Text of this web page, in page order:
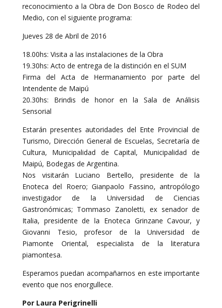
reconocimiento a la Obra de Don Bosco de Rodeo del
Medio, con el siguiente programa:
Jueves 28 de Abril de 2016
18.00hs: Visita a las instalaciones de la Obra
19.30hs: Acto de entrega de la distinción en el SUM
Firma del Acta de Hermanamiento por parte del
Intendente de Maipú
20.30hs: Brindis de honor en la Sala de Análisis
Sensorial
Estarán presentes autoridades del Ente Provincial de
Turismo, Dirección General de Escuelas, Secretaría de
Cultura, Municipalidad de Capital, Municipalidad de
Maipú, Bodegas de Argentina.
Nos visitarán Luciano Bertello, presidente de la
Enoteca del Roero; Gianpaolo Fassino, antropólogo
investigador de la Universidad de Ciencias
Gastronómicas; Tommaso Zanoletti, ex senador de
Italia, presidente de la Enoteca Grinzane Cavour, y
Giovanni Tesio, profesor de la Universidad de
Piamonte Oriental, especialista de la literatura
piamontesa.
Esperamos puedan acompañarnos en este importante
evento que nos enorgullece.
Por Laura Perigrinelli